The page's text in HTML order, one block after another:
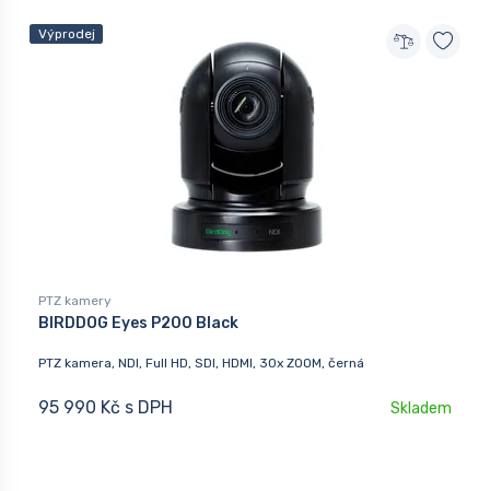
Výprodej
PTZ kamery
BIRDDOG Eyes P200 Black
PTZ kamera, NDI, Full HD, SDI, HDMI, 30x ZOOM, černá
95 990 Kč s DPH Skladem